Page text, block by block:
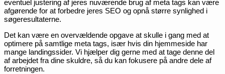
eventuel justering af jeres nuværende brug af meta tags kan være
afgørende for at forbedre jeres SEO og opnå større synlighed i
søgeresultaterne.
Det kan være en overvældende opgave at skulle i gang med at
optimere på samtlige meta tags, især hvis din hjemmeside har
mange landingssider. Vi hjælper dig gerne med at tage denne del
af arbejdet fra dine skuldre, så du kan fokusere på andre dele af
forretningen.